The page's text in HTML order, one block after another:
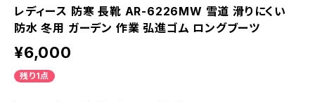
レディース 防寒 長靴 AR-6226MW 雪道 滑りにくい
防水 冬用 ガーデン 作業 弘進ゴム ロングブーツ
¥6,000
残り1点